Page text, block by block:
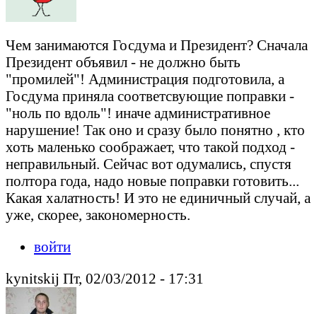
Чем занимаются Госдума и Президент? Сначала
Президент объявил - не должно быть
"промилей"! Администрация подготовила, а
Госдума приняла соответсвующие поправки -
"ноль по вдоль"! иначе административное
нарушение! Так оно и сразу было понятно , кто
хоть маленько соображает, что такой подход -
неправильный. Сейчас вот одумались, спустя
полтора года, надо новые поправки готовить...
Какая халатность! И это не единичный случай, а
уже, скорее, закономерность.
войти
kynitskij Пт, 02/03/2012 - 17:31